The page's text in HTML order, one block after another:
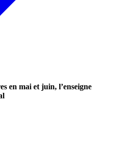
en mai et juin, l’enseigne